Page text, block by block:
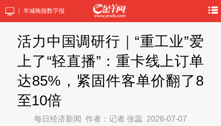
羊城晚报数字报
活力中国调研行｜“重工业”爱
上了“轻直播”：重卡线上订单
达85%，紧固件客单价翻了8
至10倍
每日经济新闻 作者：记者 张蕊 2026-07-07